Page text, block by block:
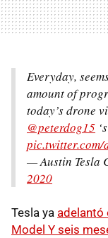
Everyday,
amount of
today’s drone
@peterdog15
— Austin Tesla
2020
Tesla ya adelantó
Model Y seis